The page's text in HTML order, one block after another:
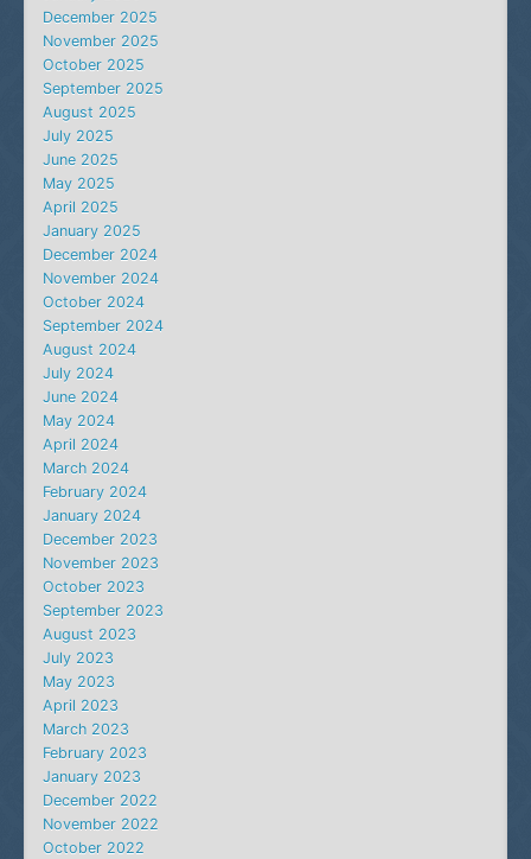
December 2025
November 2025
October 2025
September 2025
August 2025
July 2025
June 2025
May 2025
April 2025
January 2025
December 2024
November 2024
October 2024
September 2024
August 2024
July 2024
June 2024
May 2024
April 2024
March 2024
February 2024
January 2024
December 2023
November 2023
October 2023
September 2023
August 2023
July 2023
May 2023
April 2023
March 2023
February 2023
January 2023
December 2022
November 2022
October 2022